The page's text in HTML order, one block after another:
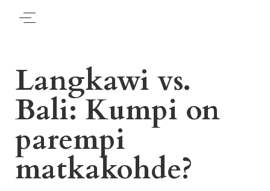
Langkawi vs.
Bali: Kumpi on
parempi
matkakohde?